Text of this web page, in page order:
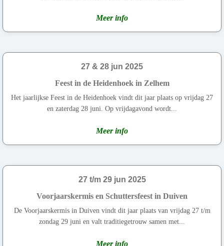
Meer info
27 & 28 jun 2025
Feest in de Heidenhoek in Zelhem
Het jaarlijkse Feest in de Heidenhoek vindt dit jaar plaats op vrijdag 27
en zaterdag 28 juni. Op vrijdagavond wordt...
Meer info
27 t/m 29 jun 2025
Voorjaarskermis en Schuttersfeest in Duiven
De Voorjaarskermis in Duiven vindt dit jaar plaats van vrijdag 27 t/m
zondag 29 juni en valt traditiegetrouw samen met...
Meer info